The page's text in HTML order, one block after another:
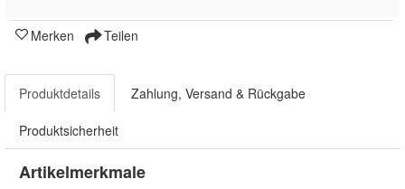
Merken Teilen
Produktdetails Zahlung, Versand & Rückgabe
Produktsicherheit
Artikelmerkmale